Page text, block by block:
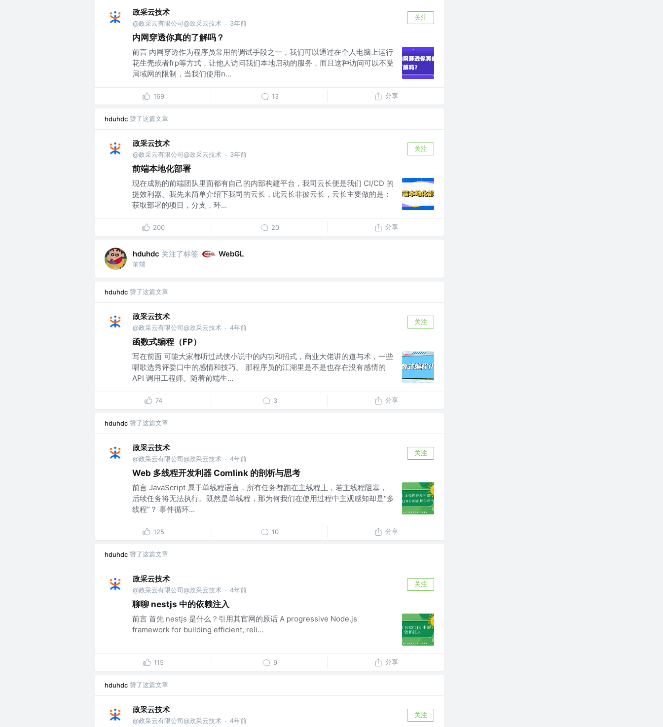
政采云技术
@政采云有限公司@政采云技术 · 3年前
关注
内网穿透你真的了解吗？
前言 内网穿透作为程序员常用的调试手段之一，我们可以通过在个人电脑上运行
花生壳或者frp等方式，让他人访问我们本地启动的服务，而且这种访问可以不受
局域网的限制，当我们使用n...
169 13 分享
hduhdc 赞了这篇文章
政采云技术
@政采云有限公司@政采云技术 · 3年前
关注
前端本地化部署
现在成熟的前端团队里面都有自己的内部构建平台，我司云长便是我们 CI/CD 的
提效利器。我先来简单介绍下我司的云长，此云长非彼云长，云长主要做的是：
获取部署的项目，分支，环...
200 20 分享
hduhdc 关注了标签 WebGL
前端
hduhdc 赞了这篇文章
政采云技术
@政采云有限公司@政采云技术 · 4年前
关注
函数式编程（FP）
写在前面 可能大家都听过武侠小说中的内功和招式，商业大佬讲的道与术，一些
唱歌选秀评委口中的感情和技巧。 那程序员的江湖里是不是也存在没有感情的
API 调用工程师。随着前端生...
74 3 分享
hduhdc 赞了这篇文章
政采云技术
@政采云有限公司@政采云技术 · 4年前
关注
Web 多线程开发利器 Comlink 的剖析与思考
前言 JavaScript 属于单线程语言，所有任务都跑在主线程上，若主线程阻塞，
后续任务将无法执行。既然是单线程，那为何我们在使用过程中主观感知却是“多
线程”？ 事件循环...
125 10 分享
hduhdc 赞了这篇文章
政采云技术
@政采云有限公司@政采云技术 · 4年前
关注
聊聊 nestjs 中的依赖注入
前言 首先 nestjs 是什么？引用其官网的原话 A progressive Node.js
framework for building efficient, reli...
115 9 分享
hduhdc 赞了这篇文章
政采云技术
@政采云有限公司@政采云技术 · 4年前
关注